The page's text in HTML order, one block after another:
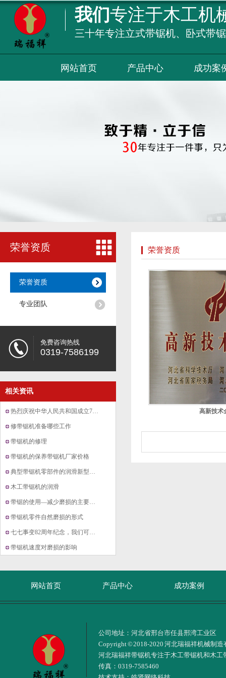
我们专注于木工机
三十年专注立式带锯机、卧式带
网站首页 产品中心 成功案
荣誉资质
荣誉资质
专业团队
免费咨询热线
0319-7586199
相关资讯
热烈庆祝中华人民共和国成立70周年华诞
修带锯机准备哪些工作
带锯机的修理
带锯机的保养带锯机厂家价格
典型带锯机零部件的润滑新型立式带锯机
木工带锯机的润滑
带锯的使用—减少磨损的主要方法
带锯机零件自然磨损的形式
七七事变82周年纪念，我们可以原谅，但
带锯机速度对磨损的影响
荣誉资质
高新技术
网站首页 产品中心 成功案例
公司地址：河北省邢台市任县邢湾工业区
Copyright © 2018-2020 河北瑞福祥机械制
河北瑞福祥带锯机专注于木工带锯机和木
传真：0319-7585460